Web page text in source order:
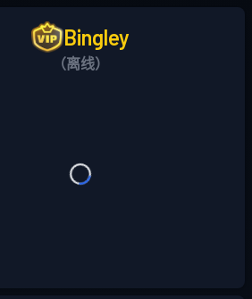
Bingley
（离线）